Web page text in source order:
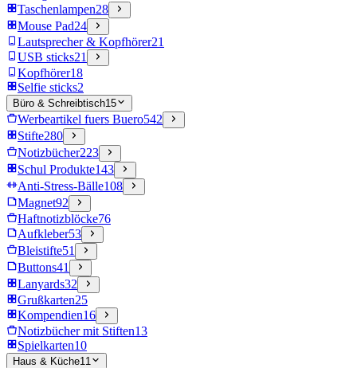
Taschenlampen28
Mouse Pad24
Lautsprecher & Kopfhörer21
USB sticks21
Kopfhörer18
Selfie sticks2
Büro & Schreibtisch15
Werbeartikel fuers Buero542
Stifte280
Notizbücher223
Schul Produkte143
Anti-Stress-Bälle108
Magnet92
Haftnotizblöcke76
Aufkleber53
Bleistifte51
Buttons41
Lanyards32
Grußkarten25
Kompendien16
Notizbücher mit Stiften13
Spielkarten10
Haus & Küche11